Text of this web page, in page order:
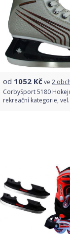
od 1052 Kčve 2
CorbySport 5180
rekreační kategorie,